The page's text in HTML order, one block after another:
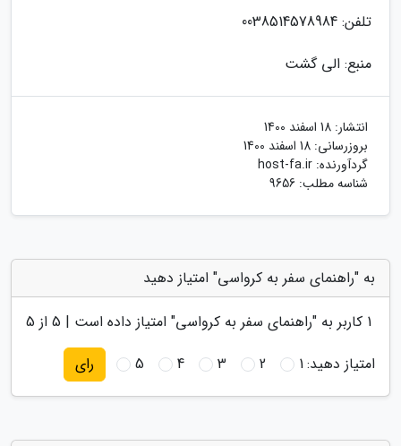
تلفن: 0038514578984
منبع: الی گشت
انتشار: 18 اسفند 1400
بروزرسانی: 18 اسفند 1400
گردآورنده: host-fa.ir
شناسه مطلب: 9656
به "راهنمای سفر به کرواسی" امتیاز دهید
1 کاربر به "راهنمای سفر به کرواسی" امتیاز داده است | 5 از 5
امتیاز دهید:1
2
3
4
5 رای